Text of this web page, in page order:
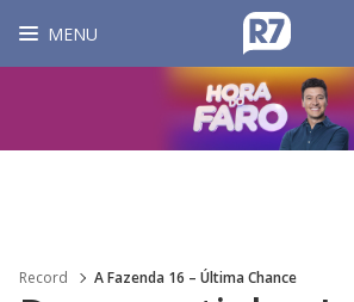
MENU
Record A Fazenda 16 – Última Chance